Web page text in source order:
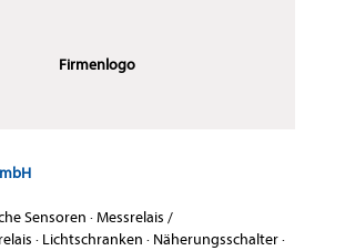
Firmenlogo
Sensoren ·Messrelais /
· Lichtschranken · Näherungsschalter·